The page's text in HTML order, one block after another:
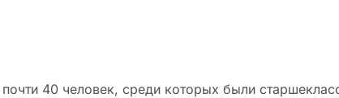
40 человек, среди которых были